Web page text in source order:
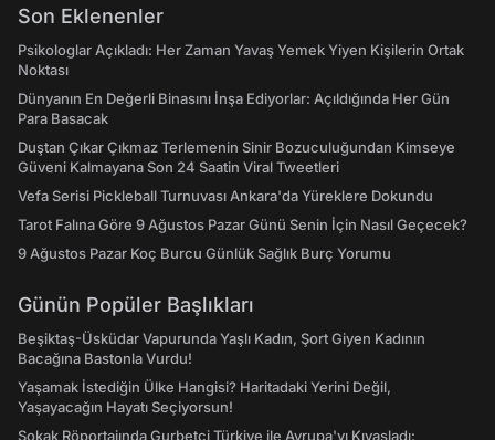
Son Eklenenler
Psikologlar Açıkladı: Her Zaman Yavaş Yemek Yiyen Kişilerin Ortak
Noktası
Dünyanın En Değerli Binasını İnşa Ediyorlar: Açıldığında Her Gün
Para Basacak
Duştan Çıkar Çıkmaz Terlemenin Sinir Bozuculuğundan Kimseye
Güveni Kalmayana Son 24 Saatin Viral Tweetleri
Vefa Serisi Pickleball Turnuvası Ankara'da Yüreklere Dokundu
Tarot Falına Göre 9 Ağustos Pazar Günü Senin İçin Nasıl Geçecek?
9 Ağustos Pazar Koç Burcu Günlük Sağlık Burç Yorumu
Günün Popüler Başlıkları
Beşiktaş-Üsküdar Vapurunda Yaşlı Kadın, Şort Giyen Kadının
Bacağına Bastonla Vurdu!
Yaşamak İstediğin Ülke Hangisi? Haritadaki Yerini Değil,
Yaşayacağın Hayatı Seçiyorsun!
Sokak Röportajında Gurbetçi Türkiye ile Avrupa'yı Kıyasladı: